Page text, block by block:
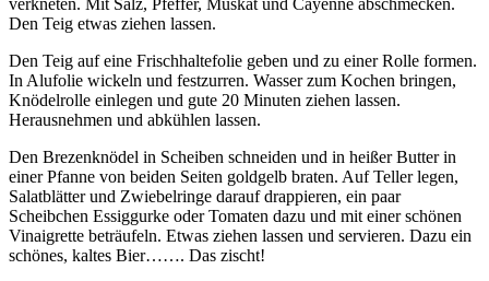
Den Teig etwas ziehen lassen.
Den Teig auf eine Frischhaltefolie geben und zu einer Rolle formen.
In Alufolie wickeln und festzurren. Wasser zum Kochen bringen,
Knödelrolle einlegen und gute 20 Minuten ziehen lassen.
Herausnehmen und abkühlen lassen.
Den Brezenknödel in Scheiben schneiden und in heißer Butter in
einer Pfanne von beiden Seiten goldgelb braten. Auf Teller legen,
Salatblätter und Zwiebelringe darauf drappieren, ein paar
Scheibchen Essiggurke oder Tomaten dazu und mit einer schönen
Vinaigrette beträufeln. Etwas ziehen lassen und servieren. Dazu ein
schönes, kaltes Bier……. Das zischt!